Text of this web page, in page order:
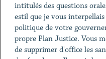
intitulés des questions
estil que je vous
politique de votre
propre Plan Justice. Vous
de supprimer d'office les